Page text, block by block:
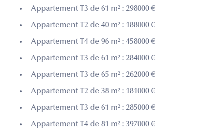
Appartement T3 de 61 m² : 298000 €
Appartement T2 de 40 m² : 188000 €
Appartement T4 de 96 m² : 458000 €
Appartement T3 de 61 m² : 284000 €
Appartement T3 de 65 m² : 262000 €
Appartement T2 de 38 m² : 181000 €
Appartement T3 de 61 m² : 285000 €
Appartement T4 de 81 m² : 397000 €